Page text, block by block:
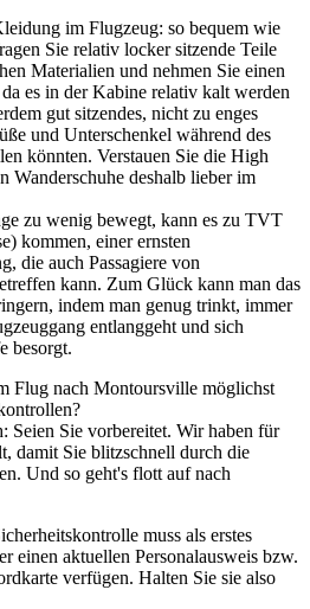
im Flugzeug: so bequem wie
Sie relativ locker sitzende Teile
Materialien und nehmen Sie einen
es in der Kabine relativ kalt werden
gut sitzendes, nicht zu enges
und Unterschenkel während des
könnten. Verstauen Sie die High
Wanderschuhe deshalb lieber im
zu wenig bewegt, kann es zu TVT
kommen, einer ernsten
die auch Passagiere von
kann. Zum Glück kann man das
indem man genug trinkt, immer
entlanggeht und sich
besorgt.
Flug nach Montoursville möglichst
Seien Sie vorbereitet. Wir haben für
damit Sie blitzschnell durch die
Und so geht's flott auf nach
muss als erstes
einen aktuellen Personalausweis bzw.
verfügen. Halten Sie sie also